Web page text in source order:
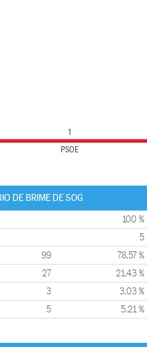
PSOE
1
DE BRIME DE SOG
100 %
5
99 78,57 %
27 21,43 %
3 3,03 %
5 5,21 %